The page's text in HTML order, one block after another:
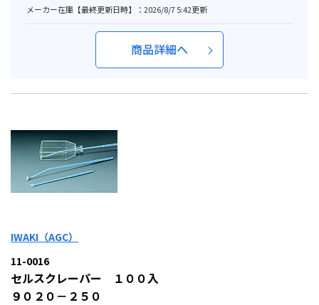
メーカー在庫【最終更新日時】：2026/8/7 5:42更新
商品詳細へ
IWAKI（AGC）
11-0016
セルスクレーパー １００入
９０２０－２５０